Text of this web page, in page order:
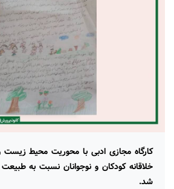
کارگاه مجازی ادبی با محوریت محیط
خلاقانه کودکان و نوجوانان نسبت به
شد.